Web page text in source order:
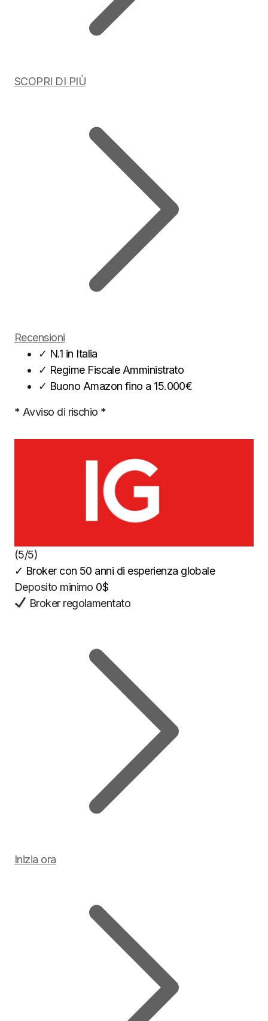
SCOPRI DI PIÙ
Recensioni
✓ N.1 in Italia
✓ Regime Fiscale Amministrato
✓ Buono Amazon fino a 15.000€
* Avviso di rischio *
(5/5)
✓ Broker con 50 anni di esperienza globale
Deposito minimo 0$
Broker regolamentato
Inizia ora